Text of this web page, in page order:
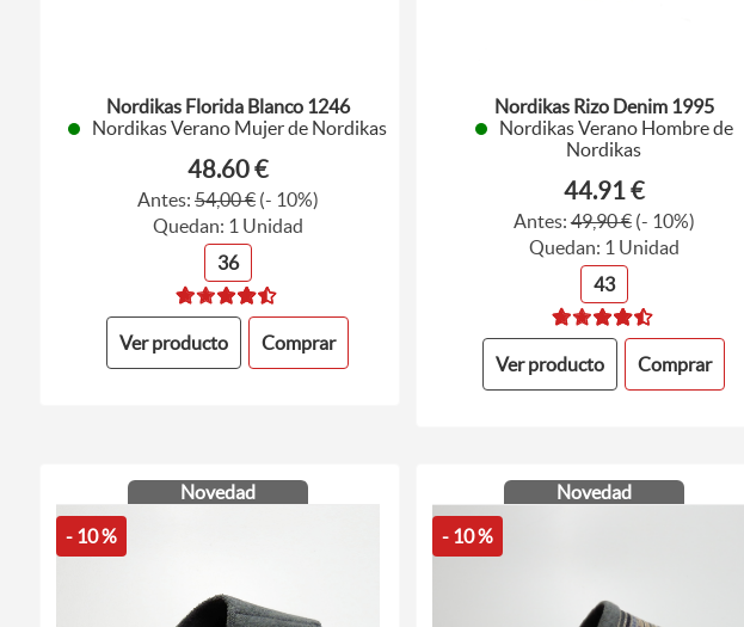
Nordikas Florida Blanco 1246
Nordikas Verano Mujer de Nordikas
48.60 €
Antes: 54,00 €(- 10%)
Quedan: 1 Unidad
36
Ver producto Comprar
Nordikas Rizo Denim 1995
Nordikas Verano Hombre de
Nordikas
44.91 €
Antes:49,90 €(- 10%)
Quedan: 1 Unidad
43
Ver producto Comprar
Novedad
- 10 %
Novedad
- 10 %